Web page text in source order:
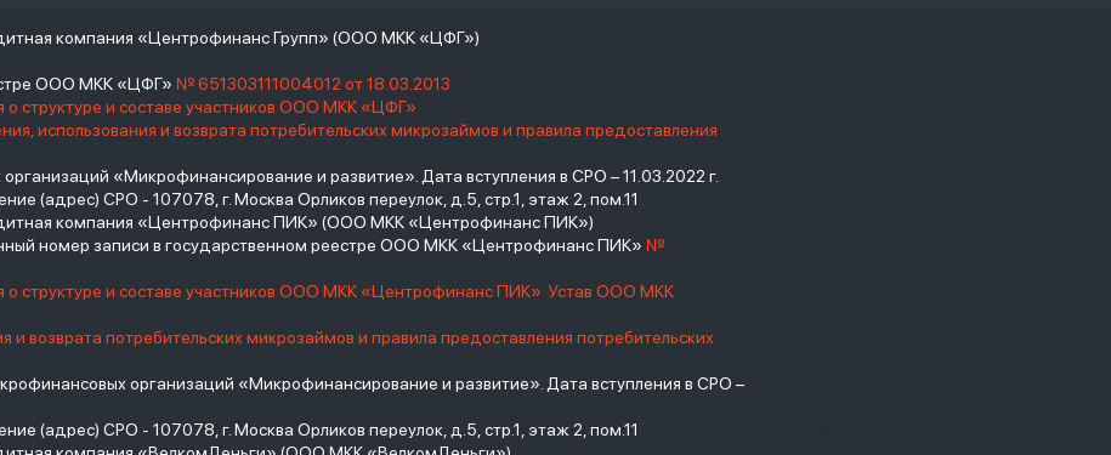
компания «Центрофинанс Групп» (ООО МКК «ЦФГ»)
ООО МКК «ЦФГ» № 651303111004012 от 18.03.2013
структуре и составе участников ООО МКК «ЦФГ»
использования и возврата потребительских микрозаймов и правила предоставления
«Микрофинансирование и развитие». Дата вступления в СРО – 11.03.2022 г.
(адрес) СРО - 107078, г. Москва Орликов переулок, д.5, стр.1, этаж 2, пом.11
компания «Центрофинанс ПИК» (ООО МКК «Центрофинанс ПИК»)
номер записи в государственном реестре ООО МКК «Центрофинанс ПИК» №
о структуре и составе участников ООО МКК «Центрофинанс ПИК» Устав ООО МКК
возврата потребительских микрозаймов и правила предоставления потребительских
организаций «Микрофинансирование и развитие». Дата вступления в СРО –
(адрес) СРО - 107078, г. Москва Орликов переулок, д.5, стр.1, этаж 2, пом.11